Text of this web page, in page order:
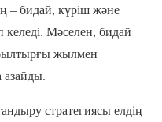
– бидай, күріш және
келеді. Мәселен, бидай
жылмен
азайды.
стратегиясы елдің